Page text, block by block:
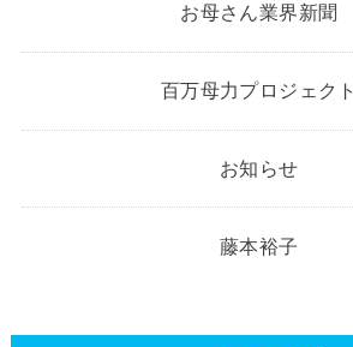
お母さん業界新聞
百万母力プロジェクト
お知らせ
藤本裕子